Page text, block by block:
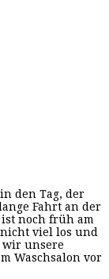
den Tag, der
Fahrt an der
ist noch früh am
viel los und
wir unsere
Waschsalon vor